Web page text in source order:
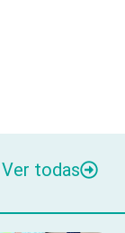
Ver todas